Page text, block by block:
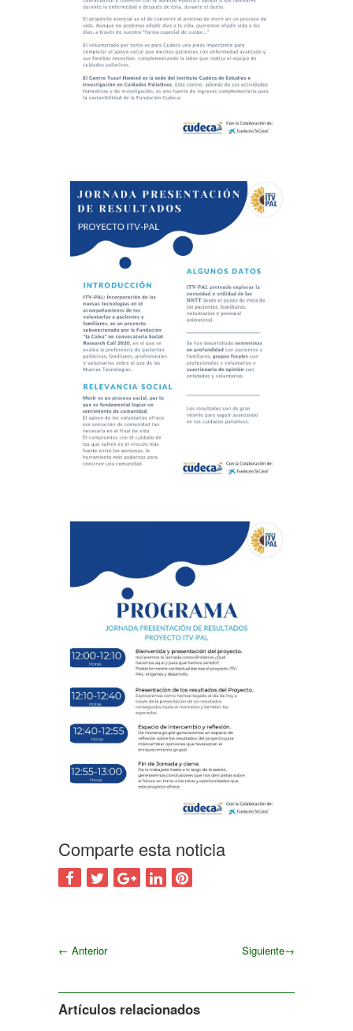
Comparte esta noticia
← Anterior Siguiente→
Artículos relacionados